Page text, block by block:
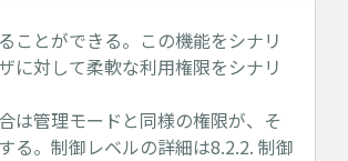
ことができる。この機能をシナリ
に対して柔軟な利用権限をシナリ
は管理モードと同様の権限が、そ
る。制御レベルの詳細は8.2.2. 制御